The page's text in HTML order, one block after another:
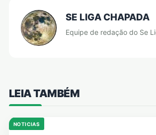
SE LIGA CHAPADA
Equipe de redação do Se
LEIA TAMBÉM
NOTICIAS